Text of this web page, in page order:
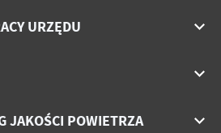
URZĘDU
JAKOŚCI POWIETRZA